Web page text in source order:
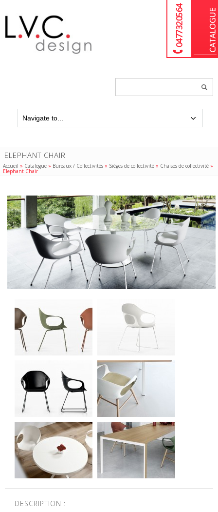
04 77 32 05 64
ELEPHANT CHAIR
Accueil » Catalogue » Bureaux / Collectivités » Sièges de collectivité » Chaises de collectivité »
Elephant Chair
DESCRIPTION :